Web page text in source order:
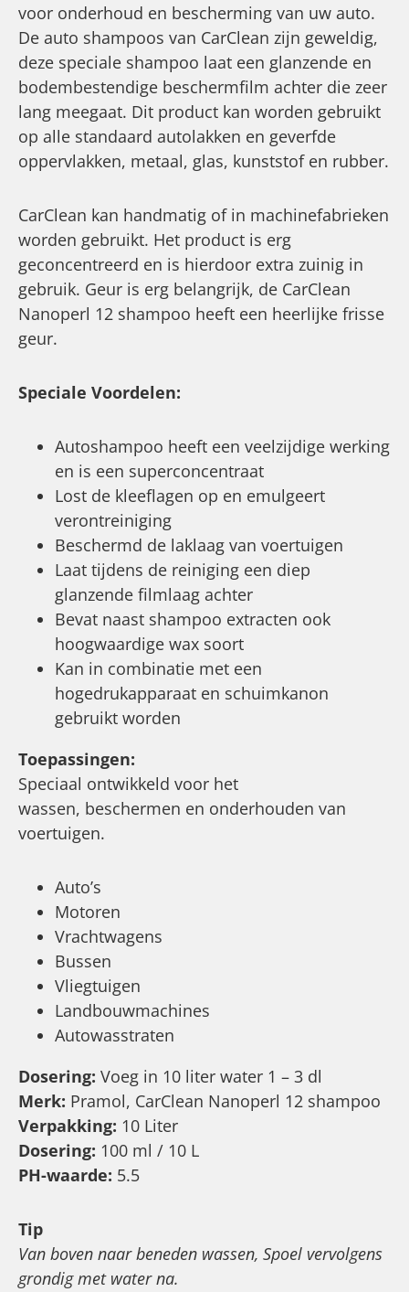
voor onderhoud en bescherming van uw auto.
De auto shampoos van CarClean zijn geweldig,
deze speciale shampoo laat een glanzende en
bodembestendige beschermfilm achter die zeer
lang meegaat. Dit product kan worden gebruikt
op alle standaard autolakken en geverfde
oppervlakken, metaal, glas, kunststof en rubber.
CarClean kan handmatig of in machinefabrieken
worden gebruikt. Het product is erg
geconcentreerd en is hierdoor extra zuinig in
gebruik. Geur is erg belangrijk, de CarClean
Nanoperl 12 shampoo heeft een heerlijke frisse
geur.
Speciale Voordelen:
Autoshampoo heeft een veelzijdige werking
en is een superconcentraat
Lost de kleeflagen op en emulgeert
verontreiniging
Beschermd de laklaag van voertuigen
Laat tijdens de reiniging een diep
glanzende filmlaag achter
Bevat naast shampoo extracten ook
hoogwaardige wax soort
Kan in combinatie met een
hogedrukapparaat en schuimkanon
gebruikt worden
Toepassingen:
Speciaal ontwikkeld voor het
wassen, beschermen en onderhouden van
voertuigen.
Auto’s
Motoren
Vrachtwagens
Bussen
Vliegtuigen
Landbouwmachines
Autowasstraten
Dosering: Voeg in 10 liter water 1 – 3 dl
Merk: Pramol, CarClean Nanoperl 12 shampoo
Verpakking: 10 Liter
Dosering: 100 ml / 10 L
PH-waarde: 5.5
Tip
Van boven naar beneden wassen, Spoel vervolgens
grondig met water na.